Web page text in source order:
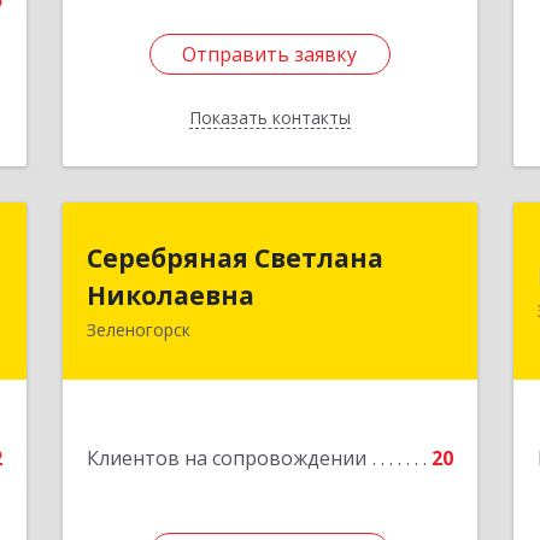
Отправить заявку
Показать контакты
Отправить заявку
Назад
Серебряная Светлана
Николаевна
Зеленогорск
Клиентов на сопровождении 20
Серебряная Светлана
Николаевна
Подробнее